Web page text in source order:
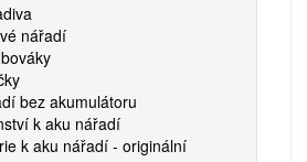
nářadí
bez akumulátoru
k aku nářadí
k aku nářadí - originální